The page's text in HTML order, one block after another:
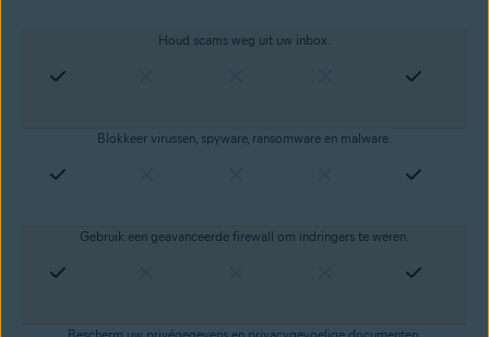
Houd scams weg uit uw inbox.
Blokkeer virussen, spyware, ransomware en malware.
Gebruik een geavanceerde firewall om indringers te weren.